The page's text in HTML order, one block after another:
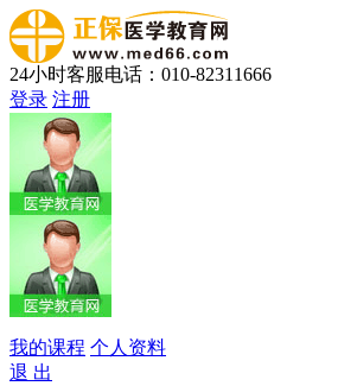
24小时客服电话：010-82311666
登录 注册
我的课程 个人资料
退 出